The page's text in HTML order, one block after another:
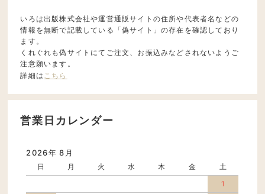
いろは出版株式会社や運営通販サイトの住所や代表者名などの
情報を無断で記載している「偽サイト」の存在を確認しており
ます。
くれぐれも偽サイトにてご注文、お振込みなどされないようご
注意願います。
詳細は こちら
営業日カレンダー
2026年 8月
日 月 火 水 木 金
土
1